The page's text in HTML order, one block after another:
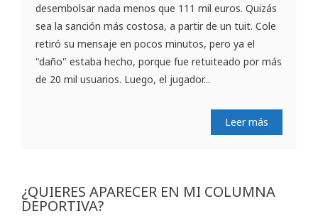
desembolsar nada menos que 111 mil euros. Quizás
sea la sanción más costosa, a partir de un tuit. Cole
retiró su mensaje en pocos minutos, pero ya el
"daño" estaba hecho, porque fue retuiteado por más
de 20 mil usuarios. Luego, el jugador...
Leer más
¿QUIERES APARECER EN MI COLUMNA
DEPORTIVA?